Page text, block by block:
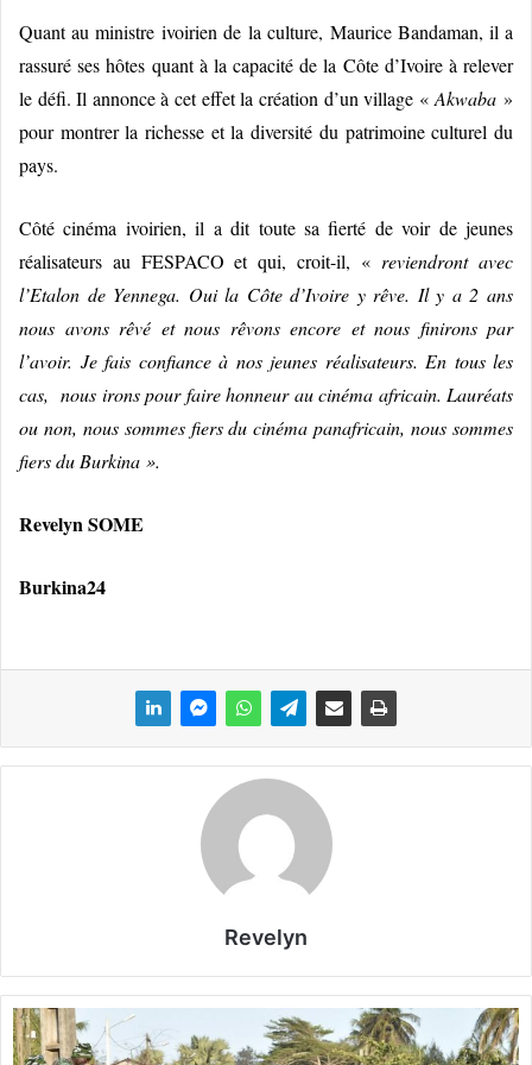
Quant au ministre ivoirien de la culture, Maurice Bandaman, il a
rassuré ses hôtes quant à la capacité de la Côte d’Ivoire à relever
le défi. Il annonce à cet effet la création d’un village «Akwaba »
pour montrer la richesse et la diversité du patrimoine culturel du
pays.
Côté cinéma ivoirien, il a dit toute sa fierté de voir de jeunes
réalisateurs au FESPACO et qui, croit-il, « reviendront avec
l’Etalon de Yennega. Oui la Côte d’Ivoire y rêve. Il y a 2 ans
nous avons rêvé et nous rêvons encore et nous finirons par
l’avoir. Je fais confiance à nos jeunes réalisateurs. En tous les
cas, nous irons pour faire honneur au cinéma africain. Lauréats
ou non, nous sommes fiers du cinéma panafricain, nous sommes
fiers du Burkina ».
Revelyn SOME
Burkina24
Revelyn
C
ô